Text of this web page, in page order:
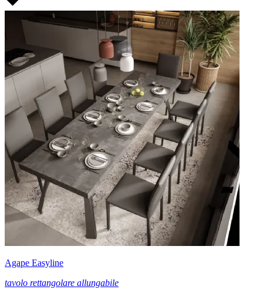
Agape Easyline
tavolo rettangolare allungabile